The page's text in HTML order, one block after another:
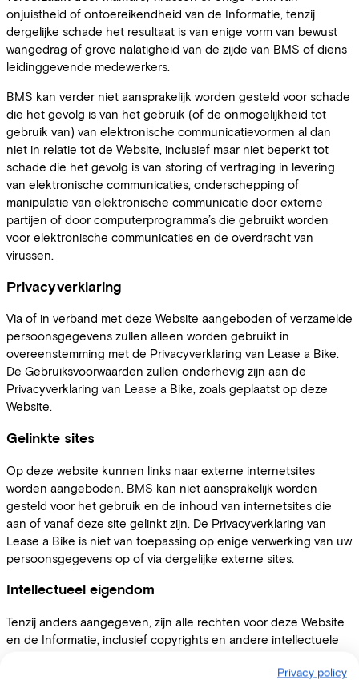
onjuistheid of ontoereikendheid van de Informatie, tenzij
dergelijke schade het resultaat is van enige vorm van bewust
wangedrag of grove nalatigheid van de zijde van BMS of diens
leidinggevende medewerkers.
BMS kan verder niet aansprakelijk worden gesteld voor schade
die het gevolg is van het gebruik (of de onmogelijkheid tot
gebruik van) van elektronische communicatievormen al dan
niet in relatie tot de Website, inclusief maar niet beperkt tot
schade die het gevolg is van storing of vertraging in levering
van elektronische communicaties, onderschepping of
manipulatie van elektronische communicatie door externe
partijen of door computerprogramma’s die gebruikt worden
voor elektronische communicaties en de overdracht van
virussen.
Privacyverklaring
Via of in verband met deze Website aangeboden of verzamelde
persoonsgegevens zullen alleen worden gebruikt in
overeenstemming met de Privacyverklaring van Lease a Bike.
De Gebruiksvoorwaarden zullen onderhevig zijn aan de
Privacyverklaring van Lease a Bike, zoals geplaatst op deze
Website.
Gelinkte sites
Op deze website kunnen links naar externe internetsites
worden aangeboden. BMS kan niet aansprakelijk worden
gesteld voor het gebruik en de inhoud van internetsites die
aan of vanaf deze site gelinkt zijn. De Privacyverklaring van
Lease a Bike is niet van toepassing op enige verwerking van uw
persoonsgegevens op of via dergelijke externe sites.
Intellectueel eigendom
Tenzij anders aangegeven, zijn alle rechten voor deze Website
en de Informatie, inclusief copyrights en andere intellectuele
toestemming om de Website en de Informatie te lezen en
Privacy policy